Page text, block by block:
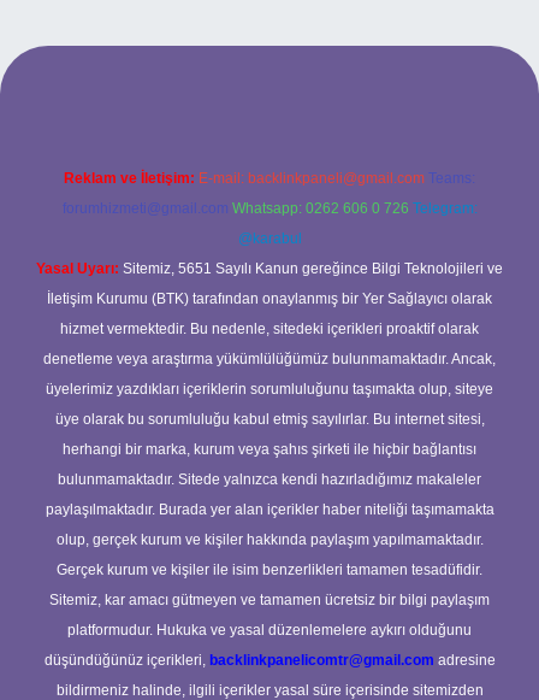
Reklam ve İletişim: E-mail: backlinkpaneli@gmail.com Teams:
forumhizmeti@gmail.com Whatsapp: 0262 606 0 726 Telegram:
@karabul
Yasal Uyarı: Sitemiz, 5651 Sayılı Kanun gereğince Bilgi Teknolojileri ve
İletişim Kurumu (BTK) tarafından onaylanmış bir Yer Sağlayıcı olarak
hizmet vermektedir. Bu nedenle, sitedeki içerikleri proaktif olarak
denetleme veya araştırma yükümlülüğümüz bulunmamaktadır. Ancak,
üyelerimiz yazdıkları içeriklerin sorumluluğunu taşımakta olup, siteye
üye olarak bu sorumluluğu kabul etmiş sayılırlar. Bu internet sitesi,
herhangi bir marka, kurum veya şahıs şirketi ile hiçbir bağlantısı
bulunmamaktadır. Sitede yalnızca kendi hazırladığımız makaleler
paylaşılmaktadır. Burada yer alan içerikler haber niteliği taşımamakta
olup, gerçek kurum ve kişiler hakkında paylaşım yapılmamaktadır.
Gerçek kurum ve kişiler ile isim benzerlikleri tamamen tesadüfidir.
Sitemiz, kar amacı gütmeyen ve tamamen ücretsiz bir bilgi paylaşım
platformudur. Hukuka ve yasal düzenlemelere aykırı olduğunu
düşündüğünüz içerikleri, backlinkpanelicomtr@gmail.com adresine
bildirmeniz halinde, ilgili içerikler yasal süre içerisinde sitemizden